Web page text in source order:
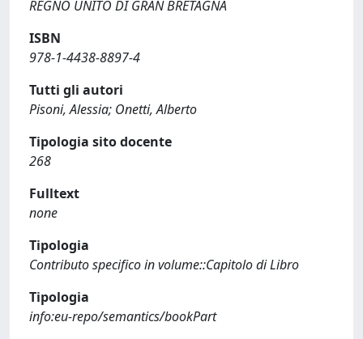
REGNO UNITO DI GRAN BRETAGNA
ISBN
978-1-4438-8897-4
Tutti gli autori
Pisoni, Alessia; Onetti, Alberto
Tipologia sito docente
268
Fulltext
none
Tipologia
Contributo specifico in volume::Capitolo di Libro
Tipologia
info:eu-repo/semantics/bookPart